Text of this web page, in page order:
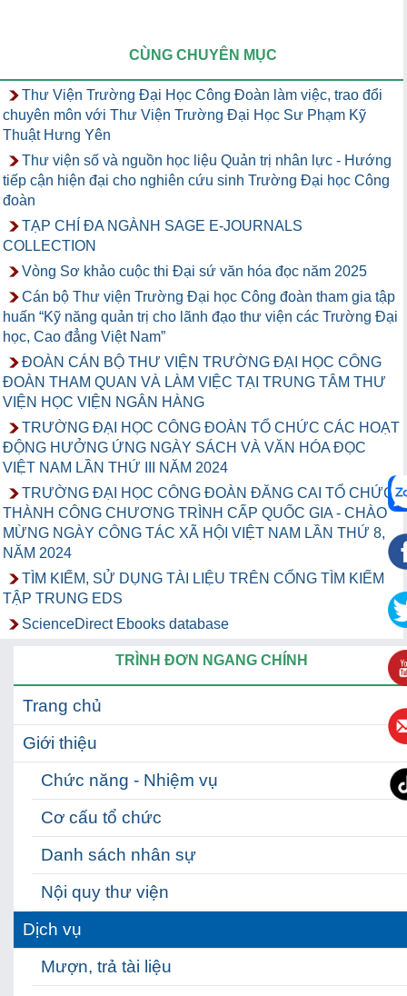
CÙNG CHUYÊN MỤC
Thư Viện Trường Đại Học Công Đoàn làm việc, trao đổi
chuyên môn với Thư Viện Trường Đại Học Sư Phạm Kỹ
Thuật Hưng Yên
Thư viện số và nguồn học liệu Quản trị nhân lực - Hướng
tiếp cận hiện đại cho nghiên cứu sinh Trường Đại học Công
đoàn
TẠP CHÍ ĐA NGÀNH SAGE E-JOURNALS
COLLECTION
Vòng Sơ khảo cuộc thi Đại sứ văn hóa đọc năm 2025
Cán bộ Thư viện Trường Đại học Công đoàn tham gia tập
huấn “Kỹ năng quản trị cho lãnh đạo thư viện các Trường Đại
học, Cao đẳng Việt Nam”
ĐOÀN CÁN BỘ THƯ VIỆN TRƯỜNG ĐẠI HỌC CÔNG
ĐOÀN THAM QUAN VÀ LÀM VIỆC TẠI TRUNG TÂM THƯ
VIỆN HỌC VIỆN NGÂN HÀNG
TRƯỜNG ĐẠI HỌC CÔNG ĐOÀN TỔ CHỨC CÁC HOẠT
ĐỘNG HƯỞNG ỨNG NGÀY SÁCH VÀ VĂN HÓA ĐỌC
VIỆT NAM LẦN THỨ III NĂM 2024
TRƯỜNG ĐẠI HỌC CÔNG ĐOÀN ĐĂNG CAI TỔ CHỨC
THÀNH CÔNG CHƯƠNG TRÌNH CẤP QUỐC GIA - CHÀO
MỪNG NGÀY CÔNG TÁC XÃ HỘI VIỆT NAM LẦN THỨ 8,
NĂM 2024
TÌM KIẾM, SỬ DỤNG TÀI LIỆU TRÊN CỔNG TÌM KIẾM
TẬP TRUNG EDS
ScienceDirect Ebooks database
TRÌNH ĐƠN NGANG CHÍNH
Trang chủ
Giới thiệu
Chức năng - Nhiệm vụ
Cơ cấu tổ chức
Danh sách nhân sự
Nội quy thư viện
Dịch vụ
Mượn, trả tài liệu